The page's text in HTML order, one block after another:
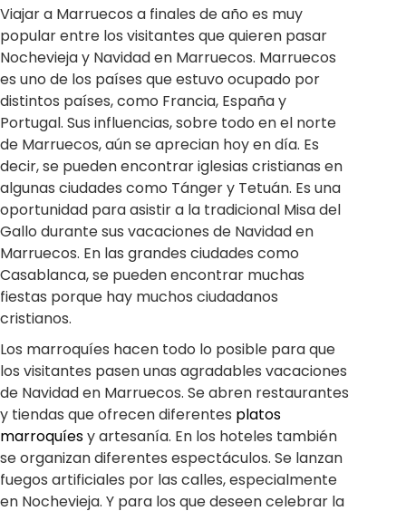
Viajar a Marruecos a finales de año es muy
popular entre los visitantes que quieren pasar
Nochevieja y Navidad en Marruecos. Marruecos
es uno de los países que estuvo ocupado por
distintos países, como Francia, España y
Portugal. Sus influencias, sobre todo en el norte
de Marruecos, aún se aprecian hoy en día. Es
decir, se pueden encontrar iglesias cristianas en
algunas ciudades como Tánger y Tetuán. Es una
oportunidad para asistir a la tradicional Misa del
Gallo durante sus vacaciones de Navidad en
Marruecos. En las grandes ciudades como
Casablanca, se pueden encontrar muchas
fiestas porque hay muchos ciudadanos
cristianos.
Los marroquíes hacen todo lo posible para que
los visitantes pasen unas agradables vacaciones
de Navidad en Marruecos. Se abren restaurantes
y tiendas que ofrecen diferentes platos
marroquíesy artesanía. En los hoteles también
se organizan diferentes espectáculos. Se lanzan
fuegos artificiales por las calles, especialmente
en Nochevieja. Y para los que deseen celebrar la